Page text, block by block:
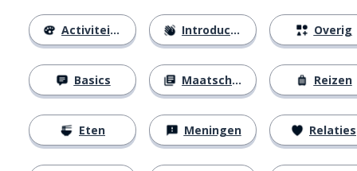
Activiteiten
Basics
Eten
Introducties
Maatschappij
Meningen
Overig
Reizen
Relaties